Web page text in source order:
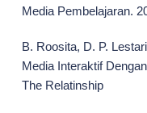
Media Pembelajaran.
B. Roosita, D. P.
Media Interaktif
The Relatinship